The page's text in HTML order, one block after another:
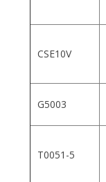
CSE10V
G5003
T0051-5